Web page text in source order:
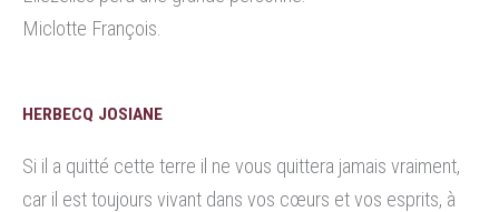
Miclotte François.
HERBECQ JOSIANE
Si il a quitté cette terre il ne vous quittera jamais vraiment,
car il est toujours vivant dans vos cœurs et vos esprits, à